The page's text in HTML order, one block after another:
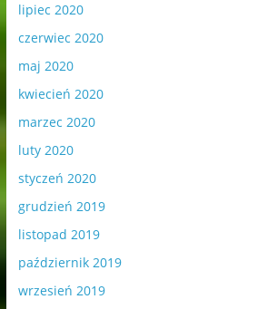
lipiec 2020
czerwiec 2020
maj 2020
kwiecień 2020
marzec 2020
luty 2020
styczeń 2020
grudzień 2019
listopad 2019
październik 2019
wrzesień 2019